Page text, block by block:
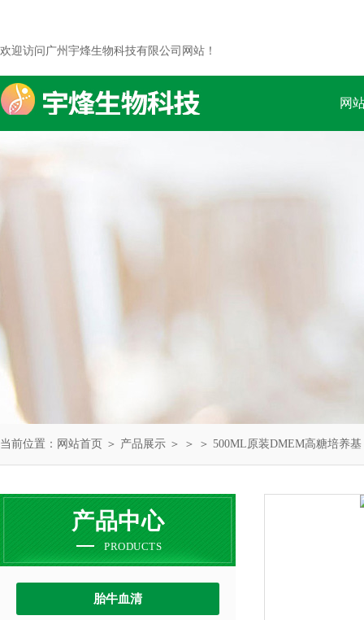
欢迎访问广州宇烽生物科技有限公司网站！
网
当前位置： 网站首页 ＞ 产品展示 ＞ ＞ ＞ 500ML原装DMEM高糖培养基
产品中心
PRODUCTS
胎牛血清